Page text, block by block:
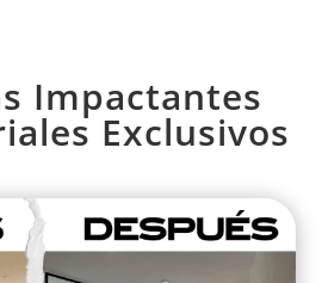
Impactantes
Exclusivos